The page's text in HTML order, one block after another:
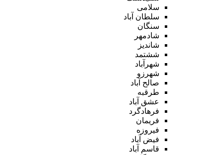
سلامی
سلطان آباد
سنگان
شادمهر
شاندیز
ششتمد
شهرآباد
شهرزو
صالح آباد
طرقبه
عشق آباد
فرهادگرد
فریمان
فیروزه
فیض آباد
قاسم آباد